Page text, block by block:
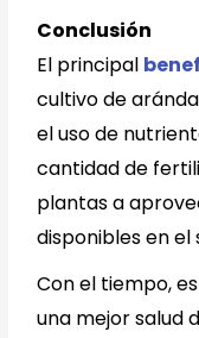
Conclusión
El principal
cultivo de
el uso de
cantidad de
plantas a
disponibles en el
Con el tiempo,
una mejor salud